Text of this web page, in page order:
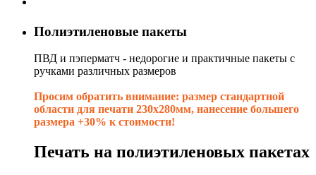
Полиэтиленовые пакеты
ПВД и пэперматч - недорогие и практичные пакеты с
ручками различных размеров
Просим обратить внимание: размер стандартной
области для печати 230х280мм, нанесение большего
размера +30% к стоимости!
Печать на полиэтиленовых пакетах